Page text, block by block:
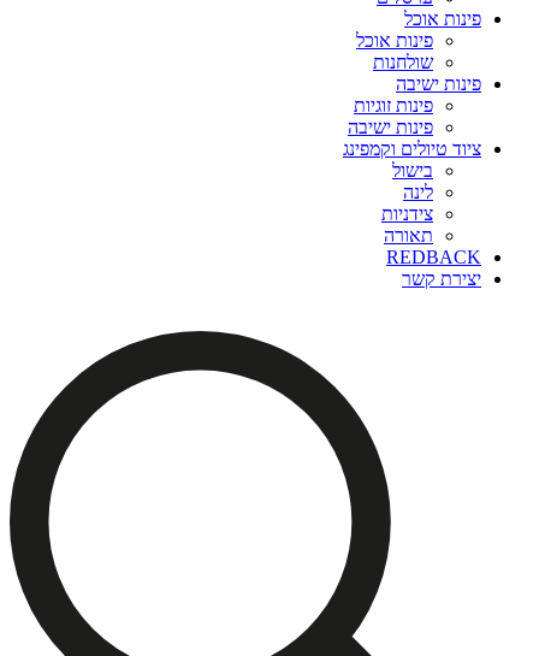
פינות אוכל
פינות אוכל
שולחנות
פינות ישיבה
פינות זוגיות
פינות ישיבה
ציוד טיולים וקמפינג
בישול
לינה
צידניות
תאורה
REDBACK
יצירת קשר